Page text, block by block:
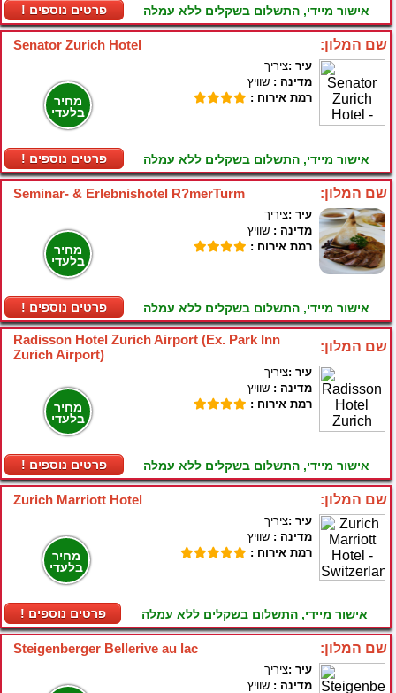
! פרטים נוספים אישור מיידי, התשלום בשקלים ללא עמלה
Senator Zurich Hotel שם המלון:
מחיר
בלעדי
! פרטים נוספים
עיר :ציריך
מדינה : שוויץ
רמת אירוח :
אישור מיידי, התשלום בשקלים ללא עמלה
Seminar- & Erlebnishotel R?merTurm שם המלון:
מחיר
בלעדי
! פרטים נוספים
עיר :ציריך
מדינה : שוויץ
רמת אירוח :
אישור מיידי, התשלום בשקלים ללא עמלה
Radisson Hotel Zurich Airport (Ex. Park Inn
Zurich Airport)
שם המלון:
מחיר
בלעדי
! פרטים נוספים
עיר :ציריך
מדינה : שוויץ
רמת אירוח :
אישור מיידי, התשלום בשקלים ללא עמלה
Zurich Marriott Hotel שם המלון:
מחיר
בלעדי
! פרטים נוספים
עיר :ציריך
מדינה : שוויץ
רמת אירוח :
אישור מיידי, התשלום בשקלים ללא עמלה
Steigenberger Bellerive au lac שם המלון:
עיר :ציריך
מדינה : שוויץ